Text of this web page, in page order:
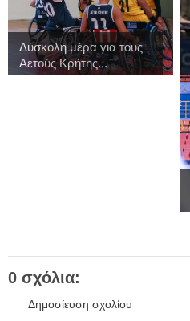
Δύσκολη μέρα για τους
Αετούς Κρήτης...
0 σχόλια:
Δημοσίευση σχολίου